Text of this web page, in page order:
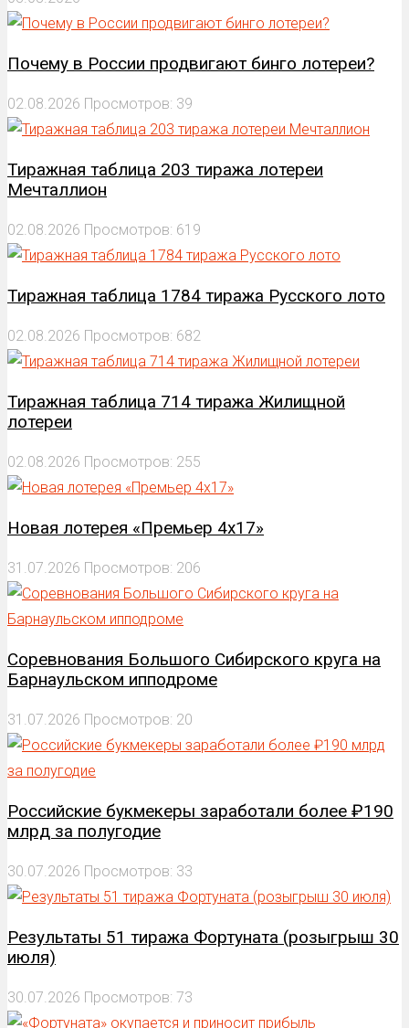
Почему в России продвигают бинго лотереи?
02.08.2026 Просмотров: 39
Тиражная таблица 203 тиража лотереи
Мечталлион
02.08.2026 Просмотров: 619
Тиражная таблица 1784 тиража Русского лото
02.08.2026 Просмотров: 682
Тиражная таблица 714 тиража Жилищной
лотереи
02.08.2026 Просмотров: 255
Новая лотерея «Премьер 4х17»
31.07.2026 Просмотров: 206
Соревнования Большого Сибирского круга на
Барнаульском ипподроме
31.07.2026 Просмотров: 20
Российские букмекеры заработали более ₽190
млрд за полугодие
30.07.2026 Просмотров: 33
Результаты 51 тиража Фортуната (розыгрыш 30
июля)
30.07.2026 Просмотров: 73